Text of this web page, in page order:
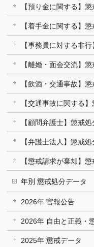
【預り金に関する】懲
【着手金に関する】懲
【事務員に対する非
【離婚・面会交流】懲
【飲酒・交通事故】懲
【交通事故に関する
【顧問弁護士】懲戒処
【弁護士法人】懲戒処
【懲戒請求が棄却】懲
年別 懲戒処分データ
2026年 官報公告
2026年 自由と正義・
2025年 懲戒データ